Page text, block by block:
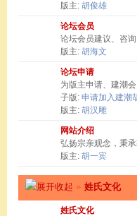
版主: 胡俊雄
论坛会员
论坛会员建议、咨询
版主: 胡海文
论坛申请
为版主申请、建潮
子版: 申请加入建潮
版主: 胡汉雕
网站介绍
弘扬宗亲观念，秉
版主: 胡一宾
» 姓氏文化
姓氏文化